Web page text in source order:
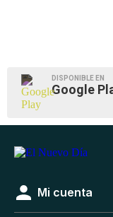
DISPONIBLE EN
Google
Mi cuenta